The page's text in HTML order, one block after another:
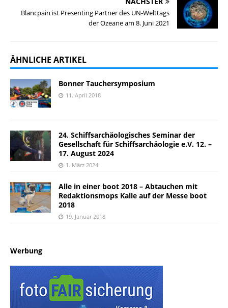
Blancpain ist Presenting Partner des UN-Welttags
der Ozeane am 8. Juni 2021
ÄHNLICHE ARTIKEL
Bonner Tauchersymposium
11. April 2018
24. Schiffsarchäologisches Seminar der
Gesellschaft für Schiffsarchäologie e.V. 12. –
17. August 2024
1. März 2024
Alle in einer boot 2018 – Abtauchen mit
Redaktionsmops Kalle auf der Messe boot
2018
19. Januar 2018
Werbung